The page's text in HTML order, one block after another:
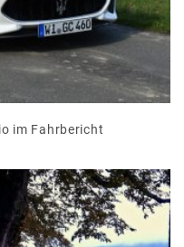
im Fahrbericht